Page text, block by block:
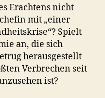
Erachtens nicht
mit „einer
Spielt
an, die sich
herausgestellt
Verbrechen seit
ist?